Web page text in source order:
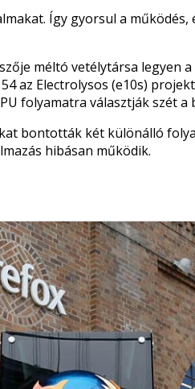
Így gyorsul a működés,
méltó vetélytársa legyen
az Electrolysos (e10s)
folyamatra választják szét a
bontották két különálló
hibásan működik.